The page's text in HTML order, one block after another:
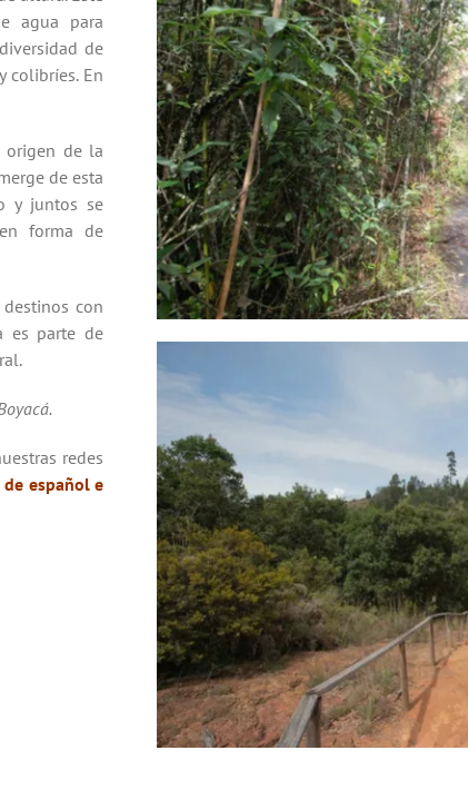
agua para
de
colibríes. En
origen de la
de esta
y juntos se
forma de
con
es parte de
redes
de español e